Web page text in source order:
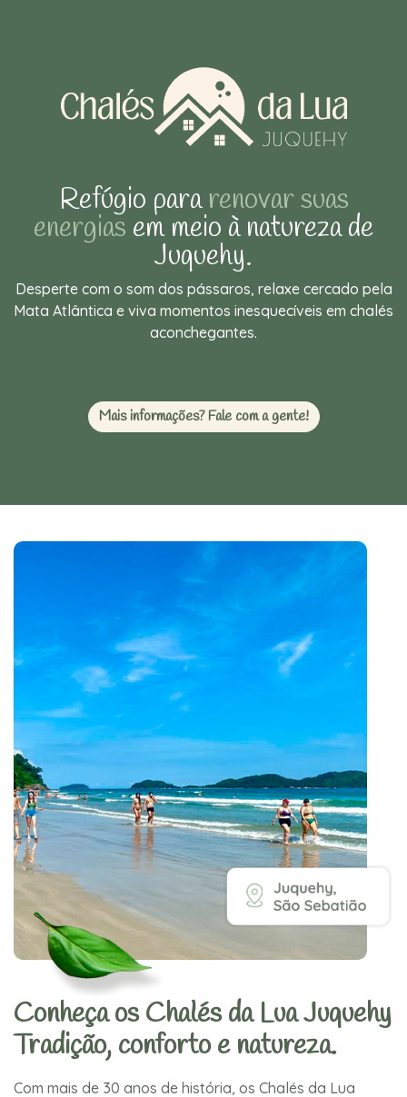
Refúgio pararenovar suas
energias em meio à natureza de
Juquehy.
Desperte com o som dos pássaros, relaxe cercado pela
Mata Atlântica e viva momentos inesquecíveis em chalés
aconchegantes.
Mais informações? Fale com a gente!
Conheça os Chalés da Lua Juquehy
Tradição, conforto e natureza.
Com mais de 30 anos de história, os Chalés da Lua